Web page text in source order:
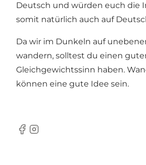
Deutsch und würden euch die
somit natürlich auch auf
Da wir im Dunkeln auf
wandern, solltest du einen
Gleichgewichtssinn haben.
können eine gute Idee sein.
Facebook
Instagram